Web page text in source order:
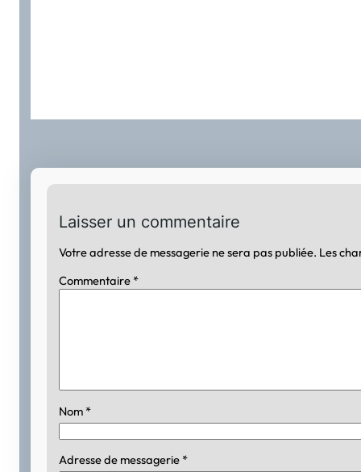
Laisser un commentaire
Votre adresse de messagerie ne sera pas publiée. Les
Commentaire *
Nom *
Adresse de messagerie *